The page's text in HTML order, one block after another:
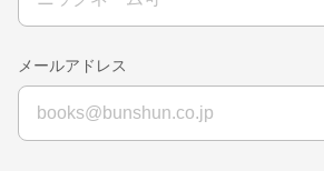
メールアドレス